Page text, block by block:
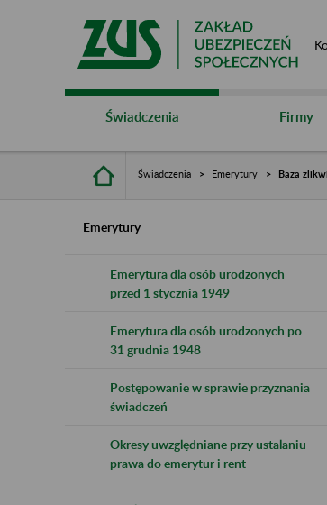
Świadczenia Firmy
Świadczenia Emerytury Baza
Emerytury
Emerytura dla osób urodzonych
przed 1 stycznia 1949
Emerytura dla osób urodzonych po
31 grudnia 1948
Postępowanie w sprawie przyznania
świadczeń
Okresy uwzględniane przy ustalaniu
prawa do emerytur i rent